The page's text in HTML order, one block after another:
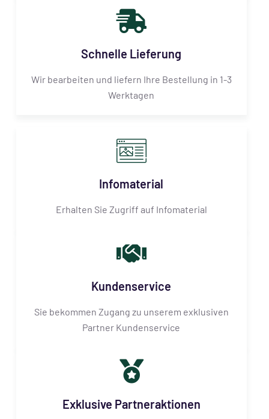
Schnelle Lieferung
Wir bearbeiten und liefern Ihre Bestellung in 1-3
Werktagen
Infomaterial
Erhalten Sie Zugriff auf Infomaterial
Kundenservice
Sie bekommen Zugang zu unserem exklusiven
Partner Kundenservice
Exklusive Partneraktionen